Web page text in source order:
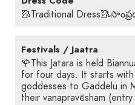
🥻Traditional
Festivals / Jaatra
🌹This Jatara is held
for four days. It starts
goddesses to Gaddelu in
their vanapravēsham